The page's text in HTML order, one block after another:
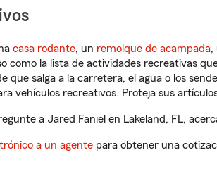
casa rodante, un remolque de acampada,
como la lista de actividades recreativas
que salga a la carretera, el agua o los
vehículos recreativos. Proteja sus
a Jared Faniel en Lakeland, FL,
a un agente para obtener una